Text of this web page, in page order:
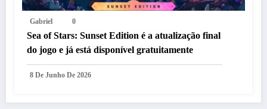
Gabriel 0
Sea of Stars: Sunset Edition é a atualização final
do jogo e já está disponível gratuitamente
8 De Junho De 2026